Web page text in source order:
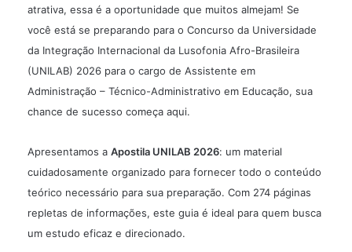
atrativa, essa é a oportunidade que muitos almejam! Se
você está se preparando para o Concurso da Universidade
da Integração Internacional da Lusofonia Afro-Brasileira
(UNILAB) 2026 para o cargo de Assistente em
Administração – Técnico-Administrativo em Educação, sua
chance de sucesso começa aqui.
Apresentamos a Apostila UNILAB 2026: um material
cuidadosamente organizado para fornecer todo o conteúdo
teórico necessário para sua preparação. Com 274 páginas
repletas de informações, este guia é ideal para quem busca
um estudo eficaz e direcionado.